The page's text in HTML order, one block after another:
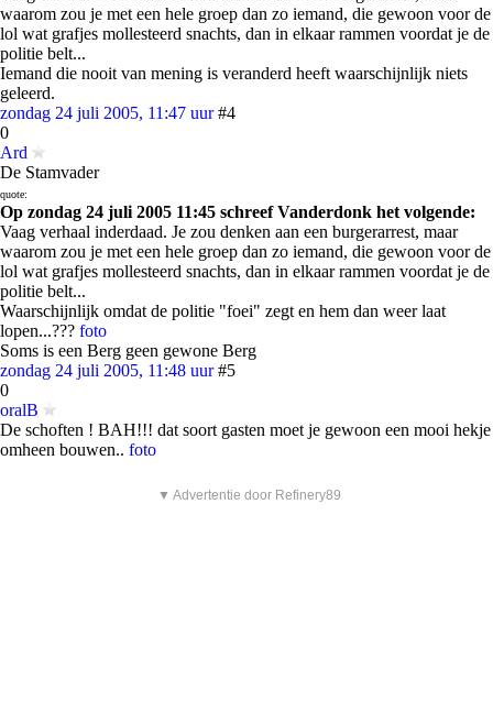
waarom zou je met een hele groep dan zo iemand, die gewoon voor de
lol wat grafjes mollesteerd snachts, dan in elkaar rammen voordat je de
politie belt...
Iemand die nooit van mening is veranderd heeft waarschijnlijk niets
geleerd.
zondag 24 juli 2005, 11:47 uur #4
0
Ard
De Stamvader
quote:
Op zondag 24 juli 2005 11:45 schreef Vanderdonk het volgende:
Vaag verhaal inderdaad. Je zou denken aan een burgerarrest, maar
waarom zou je met een hele groep dan zo iemand, die gewoon voor de
lol wat grafjes mollesteerd snachts, dan in elkaar rammen voordat je de
politie belt...
Waarschijnlijk omdat de politie "foei" zegt en hem dan weer laat
lopen...??? foto
Soms is een Berg geen gewone Berg
zondag 24 juli 2005, 11:48 uur #5
0
oralB
De schoften ! BAH!!! dat soort gasten moet je gewoon een mooi hekje
omheen bouwen.. foto
▼ Advertentie door Refinery89